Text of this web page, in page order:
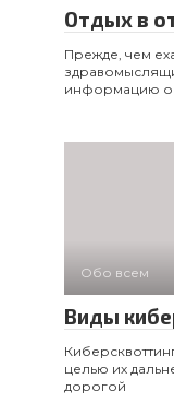
Отдых в
Прежде, чем
информацию о
Обо всем
Виды
целью их
дорогой